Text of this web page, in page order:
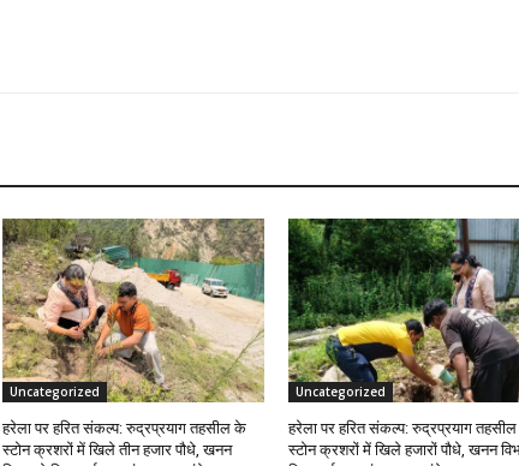
Uncategorized
हरेला पर हरित संकल्प: रुद्रप्रयाग तहसील के
स्टोन क्रशरों में खिले तीन हजार पौधे, खनन
Uncategorized
हरेला पर हरित संकल्प: रुद्रप्रयाग
स्टोन क्रशरों में खिले हजारों पौधे, खनन